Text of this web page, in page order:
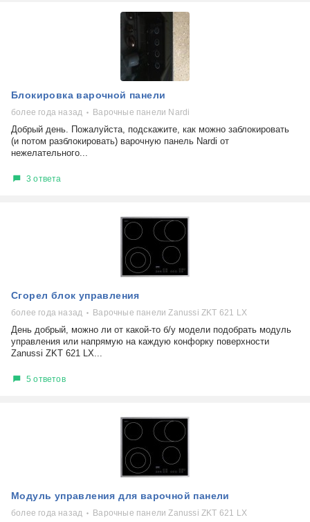
Блокировка варочной панели
более года назад Варочные панели Nardi
Добрый день. Пожалуйста, подскажите, как можно заблокировать
(и потом разблокировать) варочную панель Nardi от
нежелательного...
3 ответа
Сгорел блок управления
более года назад Варочные панели Zanussi ZKT 621 LX
День добрый, можно ли от какой-то б/у модели подобрать модуль
управления или напрямую на каждую конфорку поверхности
Zanussi ZKT 621 LX...
5 ответов
Модуль управления для варочной панели
более года назад Варочные панели Zanussi ZKT 621 LX